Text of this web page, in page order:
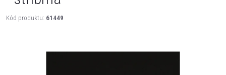
Kód produktu: 61449